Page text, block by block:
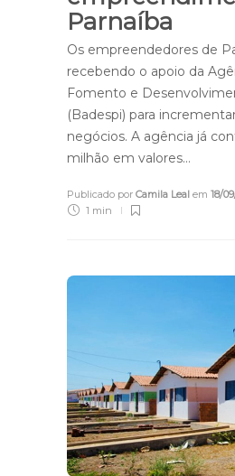
Parnaíba
Os empreendedores de
recebendo o apoio da
Fomento e
(Badespi) para
negócios. A agência já
milhão em valores…
Publicado por Camila Leal em 18/
1 min